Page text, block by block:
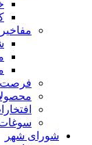
فرصت
شورای شهر